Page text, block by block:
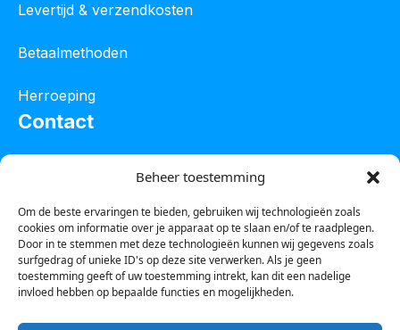
Beheer toestemming
Om de beste ervaringen te bieden, gebruiken wij technologieën zoals
cookies om informatie over je apparaat op te slaan en/of te raadplegen.
Door in te stemmen met deze technologieën kunnen wij gegevens zoals
surfgedrag of unieke ID's op deze site verwerken. Als je geen
toestemming geeft of uw toestemming intrekt, kan dit een nadelige
invloed hebben op bepaalde functies en mogelijkheden.
Levertijd & verzendkosten
Betaalmethoden
Herroeping
Contact
Tel :0850601800
Whatsapp : 0623388306